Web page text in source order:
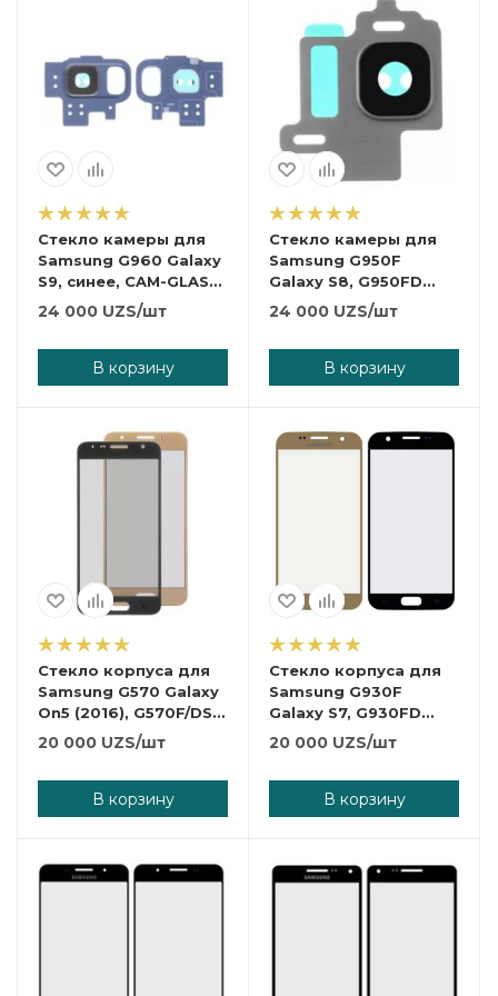
Стекло камеры для
Samsung G960 Galaxy
S9, синее, CAM-GLASS-
SAM-G960
24 000 UZS/шт
В корзину
Стекло камеры для
Samsung G950F
Galaxy S8, G950FD
Galaxy S8,
серебристое, CAM-
24 000 UZS/шт
В корзину
Стекло корпуса для
Samsung G570 Galaxy
On5 (2016), G570F/DS
Galaxy J5 Prime,
золотистое
20 000 UZS/шт
В корзину
Стекло корпуса для
Samsung G930F
Galaxy S7, G930FD
Galaxy S7 Duos, с OCA-
20 000 UZS/шт
В корзину